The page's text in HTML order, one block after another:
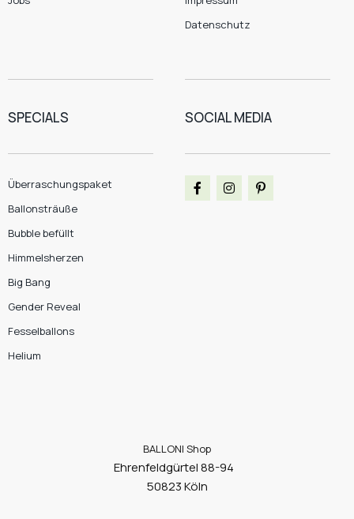
Datenschutz
SPECIALS
Überraschungspaket
Ballonsträuße
Bubble befüllt
Himmelsherzen
Big Bang
Gender Reveal
Fesselballons
Helium
SOCIAL MEDIA
BALLONI Shop
Ehrenfeldgürtel 88-94
50823 Köln